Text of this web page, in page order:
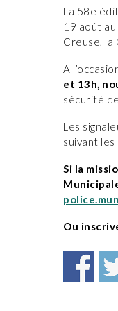
La 58e
19 août
Creuse, la
A
et 13h,
sécurité
Les
suivant
Si la
Ou